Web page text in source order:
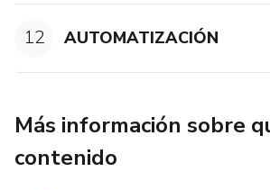
ejemplos de cómo podemos usarla
dinamismo en nuestra producciones.
12 AUTOMATIZACIÓN
Más información sobre
contenido